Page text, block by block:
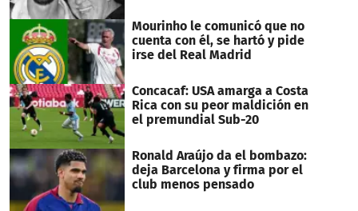
Mourinho le comunicó que no
cuenta con él, se hartó y pide
irse del Real Madrid
Concacaf: USA amarga a Costa
Rica con su peor maldición en
el premundial Sub-20
Ronald Araújo da el bombazo:
deja Barcelona y firma por el
club menos pensado